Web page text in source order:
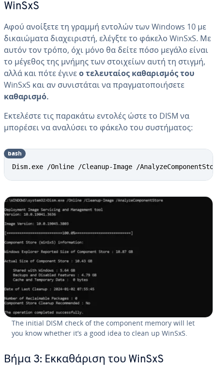
WinSxS
Αφού ανοίξετε τη γραμμή εντολών των Windows 10 με
δικαιώματα διαχειριστή, ελέγξτε το φάκελο WinSxS. Με
αυτόν τον τρόπο, όχι μόνο θα δείτε πόσο μεγάλο είναι
το μέγεθος της μνήμης των στοιχείων αυτή τη στιγμή,
αλλά και πότε έγινε ο τελευταίος καθαρισμός του
WinSxS και αν συνιστάται να πραγματοποιήσετε
καθαρισμό.
Εκτελέστε τις παρακάτω εντολές ώστε το DISM να
μπορέσει να αναλύσει το φάκελο του συστήματος:
Dism.exe /Online /Cleanup-Image /
bash
The initial DISM check of the component memory will let
you know whether it’s a good idea to clean up WinSxS.
Βήμα 3: Εκκαθάριση του WinSxS